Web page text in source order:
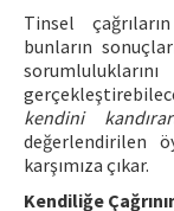
Tinsel
bunların
kendini
değerlendirilen
karşımıza çıkar.
Kendiliğe